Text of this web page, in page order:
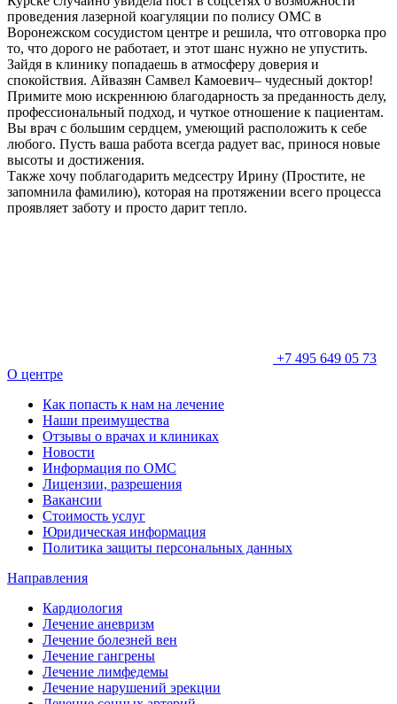
проведения лазерной коагуляции по полису ОМС в
Воронежском сосудистом центре и решила, что отговорка про
то, что дорого не работает, и этот шанс нужно не упустить.
Зайдя в клинику попадаешь в атмосферу доверия и
спокойствия. Айвазян Самвел Камоевич– чудесный доктор!
Примите мою искреннюю благодарность за преданность делу,
профессиональный подход, и чуткое отношение к пациентам.
Вы врач с большим сердцем, умеющий расположить к себе
любого. Пусть ваша работа всегда радует вас, принося новые
высоты и достижения.
Также хочу поблагодарить медсестру Ирину (Простите, не
запомнила фамилию), которая на протяжении всего процесса
проявляет заботу и просто дарит тепло.
+7 495 649 05 73
О центре
Как попасть к нам на лечение
Наши преимущества
Отзывы о врачах и клиниках
Новости
Информация по ОМС
Лицензии, разрешения
Вакансии
Стоимость услуг
Юридическая информация
Политика защиты персональных данных
Направления
Кардиология
Лечение аневризм
Лечение болезней вен
Лечение гангрены
Лечение лимфедемы
Лечение нарушений эрекции